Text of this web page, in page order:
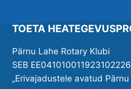
TOETA
Pärnu Lahe Rotary Klubi
SEB EE041010011923102226
„Erivajadustele avatud Pärnu